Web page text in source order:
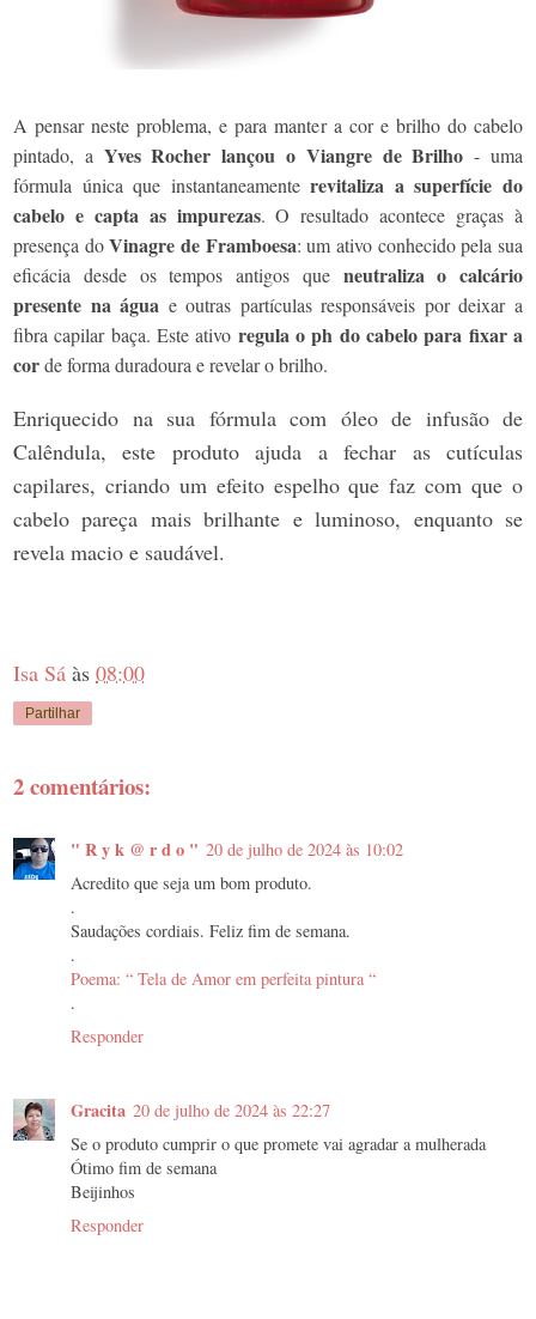
A pensar neste problema, e para manter a cor e brilho do cabelo
pintado, a Yves Rocher lançou o Viangre de Brilho- uma
fórmula única que instantaneamenterevitaliza a superfície do
cabelo e capta as impurezas. O resultado acontece graças à
presença doVinagre de Framboesa: um ativo conhecido pela sua
eficácia desde os tempos antigos que neutraliza o calcário
presente na água e outras partículas responsáveis por deixar a
fibra capilar baça. Este ativo regula o ph do cabelo para fixar a
corde forma duradoura e revelar o brilho.
Enriquecido na sua fórmula com óleo de infusão de
Calêndula, este produto ajuda a fechar as cutículas
capilares, criando um efeito espelho que faz com que o
cabelo pareça mais brilhante e luminoso, enquanto se
revela macio e saudável.
Isa Sá às 08:00
Partilhar
2 comentários:
" R y k @ r d o " 20 de julho de 2024 às 10:02
Acredito que seja um bom produto.
.
Saudações cordiais. Feliz fim de semana.
.
Poema: “ Tela de Amor em perfeita pintura “
.
Responder
Gracita 20 de julho de 2024 às 22:27
Se o produto cumprir o que promete vai agradar a mulherada
Ótimo fim de semana
Beijinhos
Responder